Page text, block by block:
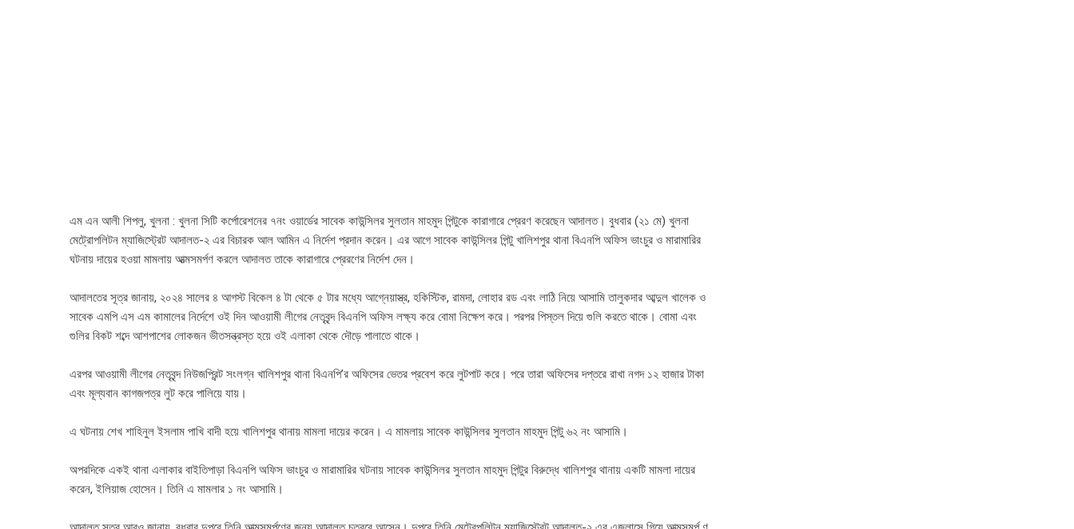
এম এন আলী শিপলু, খুলনা : খুলনা সিটি কর্পোরেশনের ৭নং ওয়ার্ডের সাবেক কাউন্সিলর সুলতান মাহমুদ পিন্টুকে কারাগারে প্রেরণ করেছেন আদালত। বুধবার (২১ মে) খুলনা
মেট্রোপলিটন ম্যাজিস্ট্রেট আদালত-২ এর বিচারক আল আমিন এ নির্দেশ প্রদান করেন। এর আগে সাবেক কাউন্সিলর পিন্টু খালিশপুর থানা বিএনপি অফিস ভাংচুর ও মারামারির
ঘটনায় দায়ের হওয়া মামলায় আত্মসমর্পণ করলে আদালত তাকে কারাগারে প্রেরণের নির্দেশ দেন।
আদালতের সূত্র জানায়, ২০২৪ সালের ৪ আগস্ট বিকেল ৪ টা থেকে ৫ টার মধ্যে আগ্নেয়াস্ত্র, হকিস্টিক, রামদা, লোহার রড এবং লাঠি নিয়ে আসামি তালুকদার আব্দুল খালেক ও
সাবেক এমপি এস এম কামালের নির্দেশে ওই দিন আওয়ামী লীগের নেতৃবৃন্দ বিএনপি অফিস লক্ষ্য করে বোমা নিক্ষেপ করে। পরপর পিস্তল দিয়ে গুলি করতে থাকে। বোমা এবং
গুলির বিকট শব্দে আশপাশের লোকজন ভীতসন্ত্রস্ত হয়ে ওই এলাকা থেকে দৌড়ে পালাতে থাকে।
এরপর আওয়ামী লীগের নেতৃবৃন্দ নিউজপ্রিন্ট সংলগ্ন খালিশপুর থানা বিএনপি’র অফিসের ভেতর প্রবেশ করে লুটপাট করে। পরে তারা অফিসের দপ্তরে রাখা নগদ ১২ হাজার টাকা
এবং মূল্যবান কাগজপত্র লুট করে পালিয়ে যায়।
এ ঘটনায় শেখ শাহিনুল ইসলাম পাখি বাদী হয়ে খালিশপুর থানায় মামলা দায়ের করেন। এ মামলায় সাবেক কাউন্সিলর সুলতান মাহমুদ পিন্টু ৬২ নং আসামি।
অপরদিকে একই থানা এলাকার বাইতিপাড়া বিএনপি অফিস ভাংচুর ও মারামারির ঘটনায় সাবেক কাউন্সিলর সুলতান মাহমুদ পিন্টুর বিরুদ্ধে খালিশপুর থানায় একটি মামলা দায়ের
করেন, ইলিয়াজ হোসেন। তিনি এ মামলার ১ নং আসামি।